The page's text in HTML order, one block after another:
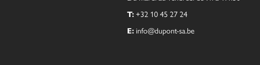
T: +32 10 45 27 24
E: info@dupont-sa.be